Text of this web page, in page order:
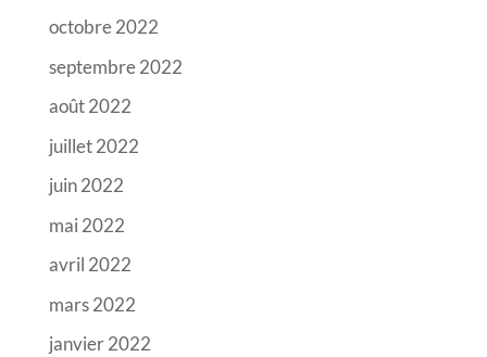
octobre 2022
septembre 2022
août 2022
juillet 2022
juin 2022
mai 2022
avril 2022
mars 2022
janvier 2022